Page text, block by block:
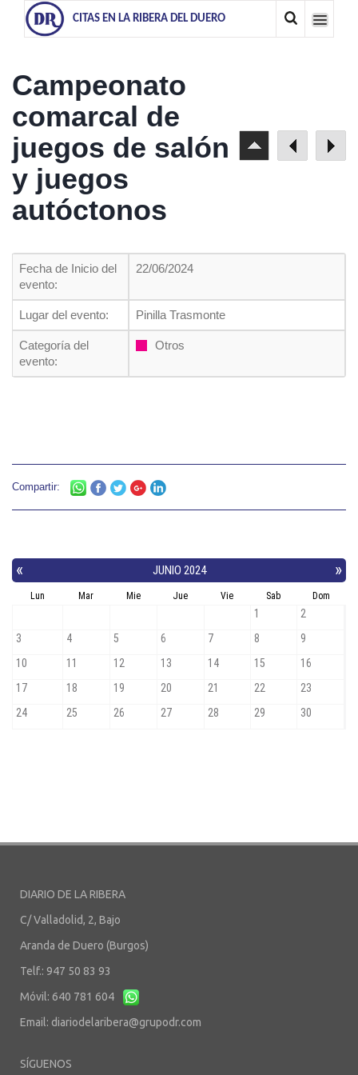
CITAS EN LA RIBERA DEL DUERO
Campeonato
comarcal de
juegos de salón
y juegos
autóctonos
Fecha de Inicio del
evento:
22/06/2024
Lugar del evento: Pinilla Trasmonte
Categoría del
evento:
Otros
Compartir:
DIARIO DE LA RIBERA
C/ Valladolid, 2, Bajo
Aranda de Duero (Burgos)
Telf.: 947 50 83 93
Móvil: 640 781 604
Email: diariodelaribera@grupodr.com
SÍGUENOS